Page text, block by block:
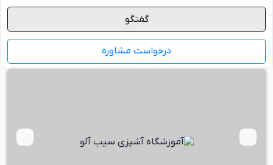
گفتگو
درخواست مشاوره